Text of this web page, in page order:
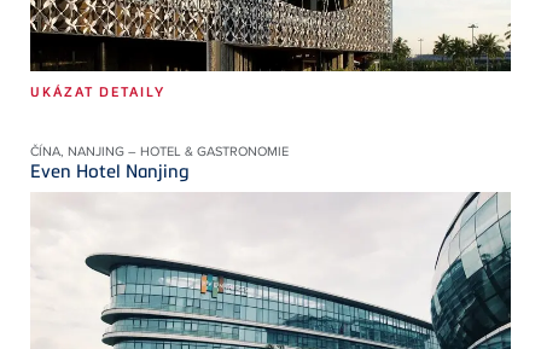
UKÁZAT DETAILY
ČÍNA, NANJING – HOTEL & GASTRONOMIE
Even Hotel Nanjing